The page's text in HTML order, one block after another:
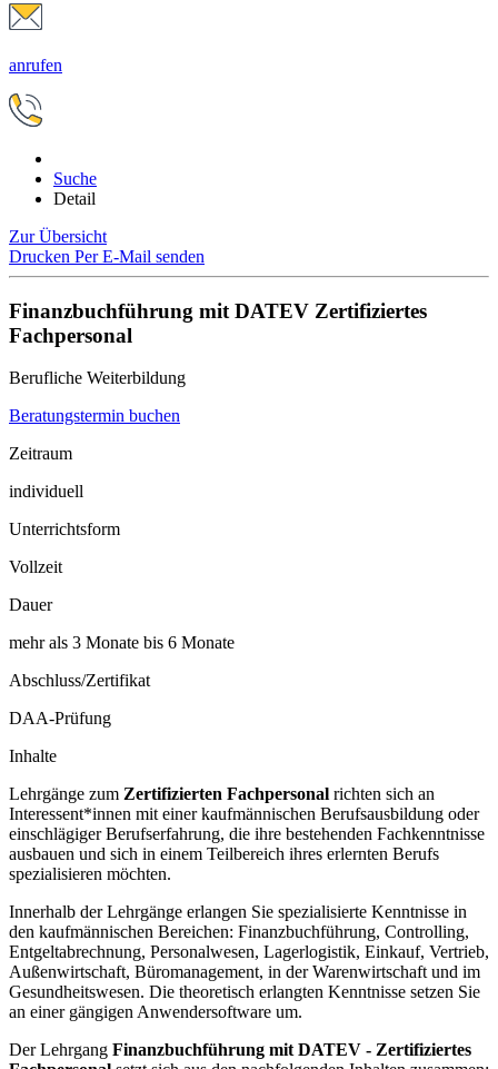
anrufen
Suche
Detail
Zur Übersicht
Drucken Per E-Mail senden
Finanzbuchführung mit DATEV Zertifiziertes
Fachpersonal
Berufliche Weiterbildung
Beratungstermin buchen
Zeitraum
individuell
Unterrichtsform
Vollzeit
Dauer
mehr als 3 Monate bis 6 Monate
Abschluss/Zertifikat
DAA-Prüfung
Inhalte
Lehrgänge zum Zertifizierten Fachpersonal richten sich an
Interessent*innen mit einer kaufmännischen Berufsausbildung oder
einschlägiger Berufserfahrung, die ihre bestehenden Fachkenntnisse
ausbauen und sich in einem Teilbereich ihres erlernten Berufs
spezialisieren möchten.
Innerhalb der Lehrgänge erlangen Sie spezialisierte Kenntnisse in
den kaufmännischen Bereichen: Finanzbuchführung, Controlling,
Entgeltabrechnung, Personalwesen, Lagerlogistik, Einkauf, Vertrieb,
Außenwirtschaft, Büromanagement, in der Warenwirtschaft und im
Gesundheitswesen. Die theoretisch erlangten Kenntnisse setzen Sie
an einer gängigen Anwendersoftware um.
Der Lehrgang Finanzbuchführung mit DATEV - Zertifiziertes